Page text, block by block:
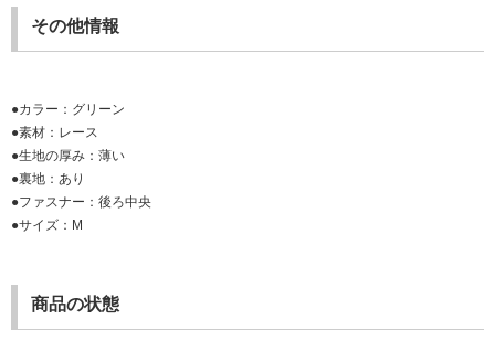
その他情報
●カラー：グリーン
●素材：レース
●生地の厚み：薄い
●裏地：あり
●ファスナー：後ろ中央
●サイズ：M
商品の状態